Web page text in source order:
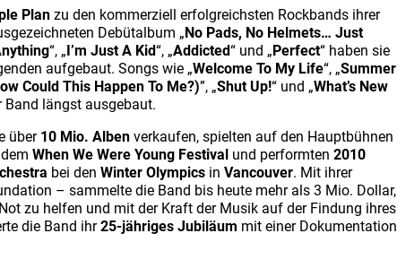
Plan zu den kommerziell erfolgreichsten Rockbands ihrer
Debütalbum „No Pads, No Helmets… Just
“, „I’m Just A Kid“, „Addicted“ und „Perfect“ haben sie
aufgebaut. Songs wie „Welcome To My Life“, „Summer
Could This Happen To Me?)”, „Shut Up!“ und „What’s New
Band längst ausgebaut.
über 10 Mio. Alben verkaufen, spielten auf den Hauptbühnen
dem When We Were Young Festival und performten 2010
bei den Winter Olympics in Vancouver. Mit ihrer
– sammelte die Band bis heute mehr als 3 Mio. Dollar,
zu helfen und mit der Kraft der Musik auf der Findung ihres
die Band ihr25-jähriges Jubiläum mit einer Dokumentation